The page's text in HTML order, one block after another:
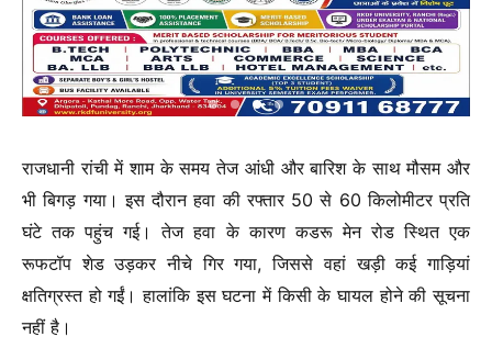
राजधानी रांची में शाम के समय तेज आंधी और बारिश के साथ मौसम और
भी बिगड़ गया। इस दौरान हवा की रफ्तार 50 से 60 किलोमीटर प्रति
घंटे तक पहुंच गई। तेज हवा के कारण कडरू मेन रोड स्थित एक
रूफटॉप शेड उड़कर नीचे गिर गया, जिससे वहां खड़ी कई गाड़ियां
क्षतिग्रस्त हो गईं। हालांकि इस घटना में किसी के घायल होने की सूचना
नहीं है।